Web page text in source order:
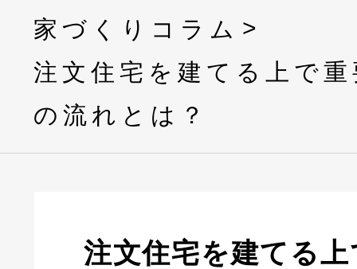
家づくりコラム
注文住宅を建てる上で
の流れとは？
注文住宅を建てる